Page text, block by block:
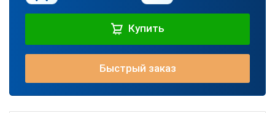
Купить
Быстрый заказ